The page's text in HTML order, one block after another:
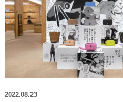
2022.08.23